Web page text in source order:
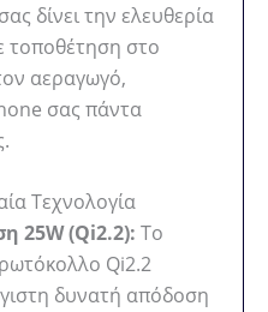
δίνει την ελευθερία
τοποθέτηση στο
αεραγωγό,
σας πάντα
Τεχνολογία
25W (Qi2.2): Το
Qi2.2
δυνατή απόδοση